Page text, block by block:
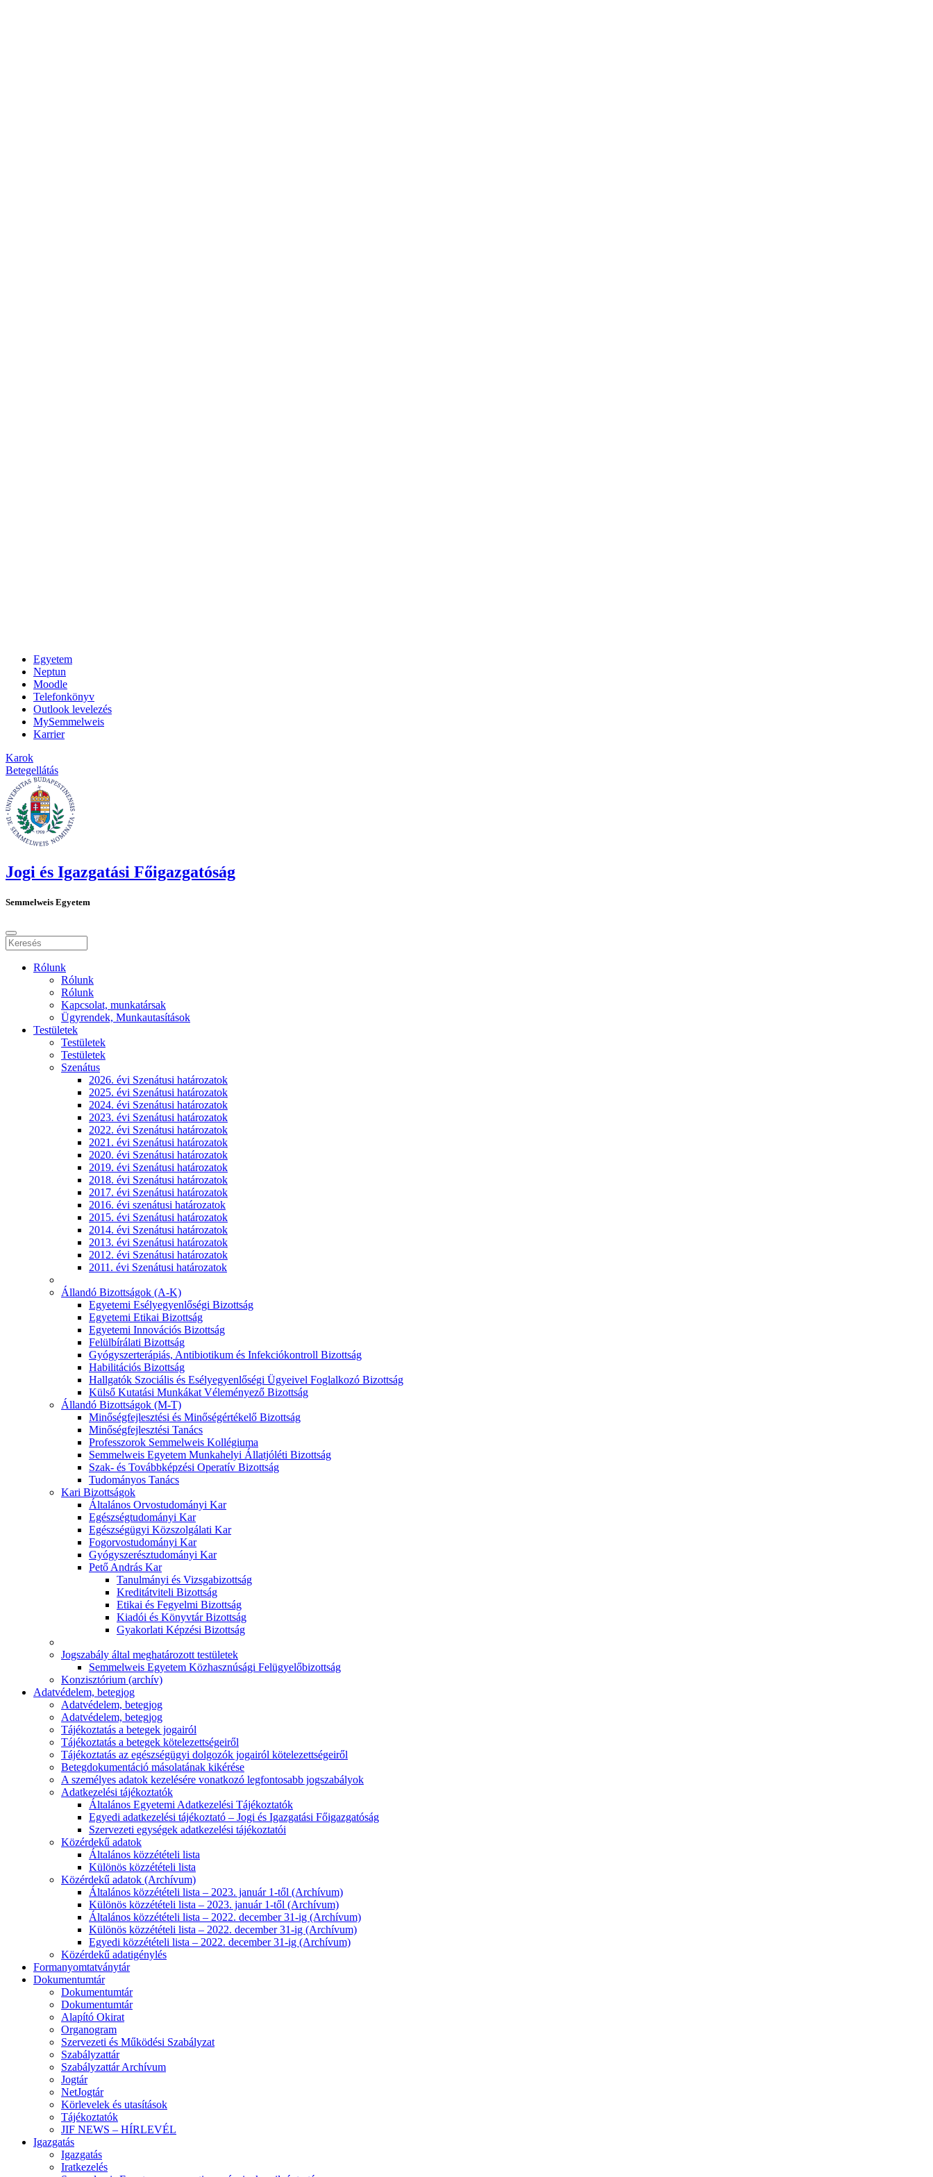
Egyetem
Neptun
Moodle
Telefonkönyv
Outlook levelezés
MySemmelweis
Karrier
Karok
Betegellátás
Jogi és Igazgatási Főigazgatóság
Semmelweis Egyetem
Rólunk
Rólunk
Rólunk
Kapcsolat, munkatársak
Ügyrendek, Munkautasítások
Testületek
Testületek
Testületek
Szenátus
2026. évi Szenátusi határozatok
2025. évi Szenátusi határozatok
2024. évi Szenátusi határozatok
2023. évi Szenátusi határozatok
2022. évi Szenátusi határozatok
2021. évi Szenátusi határozatok
2020. évi Szenátusi határozatok
2019. évi Szenátusi határozatok
2018. évi Szenátusi határozatok
2017. évi Szenátusi határozatok
2016. évi szenátusi határozatok
2015. évi Szenátusi határozatok
2014. évi Szenátusi határozatok
2013. évi Szenátusi határozatok
2012. évi Szenátusi határozatok
2011. évi Szenátusi határozatok
Állandó Bizottságok (A-K)
Egyetemi Esélyegyenlőségi Bizottság
Egyetemi Etikai Bizottság
Egyetemi Innovációs Bizottság
Felülbírálati Bizottság
Gyógyszerterápiás, Antibiotikum és Infekciókontroll Bizottság
Habilitációs Bizottság
Hallgatók Szociális és Esélyegyenlőségi Ügyeivel Foglalkozó Bizottság
Külső Kutatási Munkákat Véleményező Bizottság
Állandó Bizottságok (M-T)
Minőségfejlesztési és Minőségértékelő Bizottság
Minőségfejlesztési Tanács
Professzorok Semmelweis Kollégiuma
Semmelweis Egyetem Munkahelyi Állatjóléti Bizottság
Szak- és Továbbképzési Operatív Bizottság
Tudományos Tanács
Kari Bizottságok
Általános Orvostudományi Kar
Egészségtudományi Kar
Egészségügyi Közszolgálati Kar
Fogorvostudományi Kar
Gyógyszerésztudományi Kar
Pető András Kar
Tanulmányi és Vizsgabizottság
Kreditátviteli Bizottság
Etikai és Fegyelmi Bizottság
Kiadói és Könyvtár Bizottság
Gyakorlati Képzési Bizottság
Jogszabály által meghatározott testületek
Semmelweis Egyetem Közhasznúsági Felügyelőbizottság
Konzisztórium (archív)
Adatvédelem, betegjog
Adatvédelem, betegjog
Adatvédelem, betegjog
Tájékoztatás a betegek jogairól
Tájékoztatás a betegek kötelezettségeiről
Tájékoztatás az egészségügyi dolgozók jogairól kötelezettségeiről
Betegdokumentáció másolatának kikérése
A személyes adatok kezelésére vonatkozó legfontosabb jogszabályok
Adatkezelési tájékoztatók
Általános Egyetemi Adatkezelési Tájékoztatók
Egyedi adatkezelési tájékoztató – Jogi és Igazgatási Főigazgatóság
Szervezeti egységek adatkezelési tájékoztatói
Közérdekű adatok
Általános közzétételi lista
Különös közzétételi lista
Közérdekű adatok (Archívum)
Általános közzétételi lista – 2023. január 1-től (Archívum)
Különös közzétételi lista – 2023. január 1-től (Archívum)
Általános közzétételi lista – 2022. december 31-ig (Archívum)
Különös közzétételi lista – 2022. december 31-ig (Archívum)
Egyedi közzétételi lista – 2022. december 31-ig (Archívum)
Közérdekű adatigénylés
Formanyomtatványtár
Dokumentumtár
Dokumentumtár
Dokumentumtár
Alapító Okirat
Organogram
Szervezeti és Működési Szabályzat
Szabályzattár
Szabályzattár Archívum
Jogtár
NetJogtár
Körlevelek és utasítások
Tájékoztatók
JIF NEWS – HÍRLEVÉL
Igazgatás
Igazgatás
Iratkezelés